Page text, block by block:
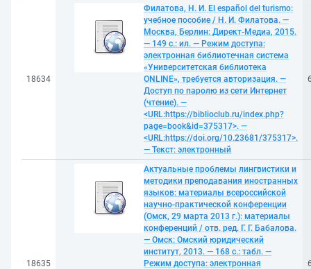
18634
Филатова, Н. И. El español del turismo:
учебное пособие / Н. И. Филатова. —
Москва, Берлин: Директ-Медиа, 2015.
— 149 с.: ил. — Режим доступа:
электронная библиотечная система
«Университетская библиотека
ONLINE», требуется авторизация. —
Доступ по паролю из сети Интернет
(чтение). —
<URL:https://biblioclub.ru/index.php?
page=book&id=375317>. —
<URL:https://doi.org/10.23681/375317>.
— Текст: электронный
18635
Актуальные проблемы лингвистики и
методики преподавания иностранных
языков: материалы всероссийской
научно-практической конференции
(Омск, 29 марта 2013 г.): материалы
конференций / отв. ред. Г. Г. Бабалова.
— Омск: Омский юридический
институт, 2013. — 168 с.: табл. —
Режим доступа: электронная